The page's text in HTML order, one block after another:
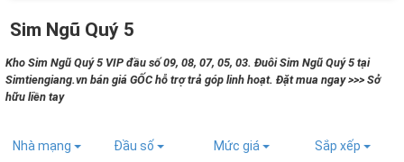
Sim Ngũ Quý 5
Kho Sim Ngũ Quý 5 VIP đầu số 09, 08, 07, 05, 03. Đuôi Sim Ngũ Quý 5 tại
Simtiengiang.vn bán giá GỐC hỗ trợ trả góp linh hoạt. Đặt mua ngay >>> Sở
hữu liền tay
Nhà mạng Đầu số Mức giá Sắp xếp